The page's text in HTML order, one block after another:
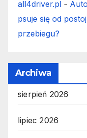
all4driver.pl -
psuje się od
przebiegu?
Archiwa
sierpień 2026
lipiec 2026